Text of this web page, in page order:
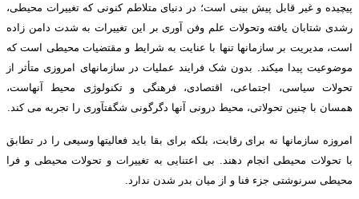
پیچیده و غیر قابل پیش بینی است؛ در دنیای متلاطم کنونی که تغییرات محیطی،
رشدی شتابان یافته وتحولات علم وفن آوری بر این تغییرات به شدت دامن زاده
است، مدیریت بر سازمان­ها تنها با عنایت به شرایط و مقتضیات محیطی است که
موضوعیت پیدا می­کند. بدون شک فرایند عملیات در سازمان­های امروزی متأثر از
تحولات سیاسی، اجتماعی، اقتصادی، فرهنگی و تکنولوژی محیط آنهاست،
همسان با چنین تحولاتی، محیط درونی آنها دگرگونی شگفت­آوری را تجربه می کند.
امروزه سازمان­ها نه برای رقابت، بلکه برای بقا باید فعالیت­ها وسیعی را در تطابق
با تحولات محیطی انجام دهند. بی اعتنایی به تغییرات و تحولات محیطی و فرا
محیطی سرنوشتی جزء فنا و از میان بدر شدن ندارد.